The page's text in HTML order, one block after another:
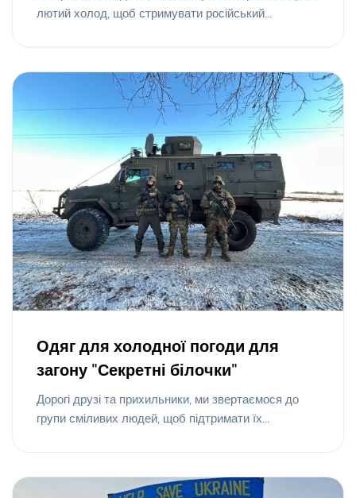
лютий холод, щоб стримувати російський...
Одяг для холодної погоди для
загону "Секретні білочки"
Дорогі друзі та прихильники, ми звертаємося до
групи сміливих людей, щоб підтримати їх...